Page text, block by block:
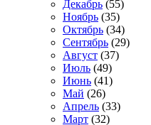
Декабрь (55)
Ноябрь (35)
Октябрь (34)
Сентябрь (29)
Август (37)
Июль (49)
Июнь (41)
Май (26)
Апрель (33)
Март (32)